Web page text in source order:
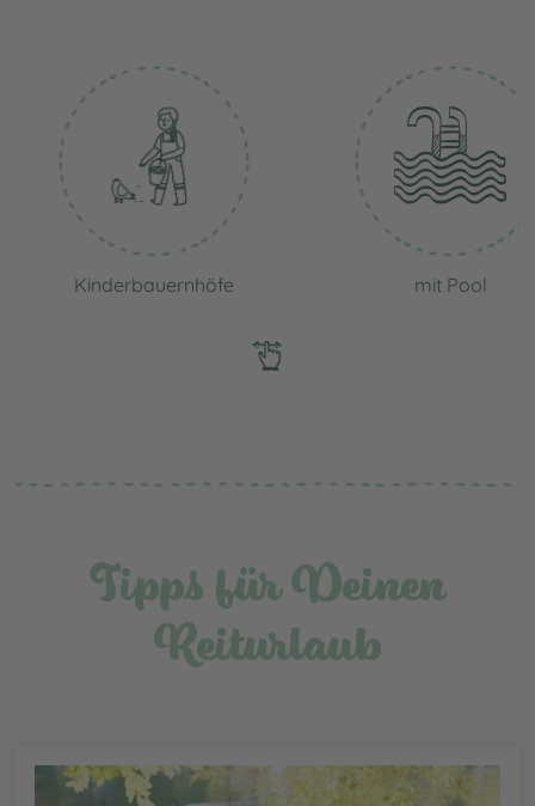
Kinderbauernhöfe mit Pool
Tipps für Deinen
Reiturlaub